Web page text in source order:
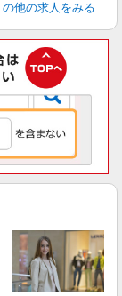
の他の求人をみる